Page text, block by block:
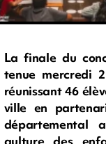
La finale du
tenue mercredi
réunissant 46
ville en
départemental